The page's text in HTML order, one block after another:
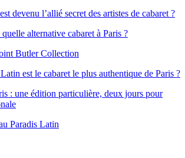
devenu l’allié secret des artistes de cabaret ?
alternative cabaret à Paris ?
Butler Collection
est le cabaret le plus authentique de Paris ?
: une édition particulière, deux jours pour
Paradis Latin